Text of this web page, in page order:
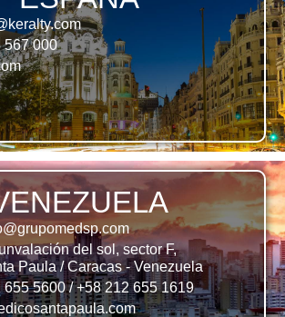
567 000
del sol, sector F,
Paula / Caracas - Venezuela
655 5600 / +58 212 655 1619